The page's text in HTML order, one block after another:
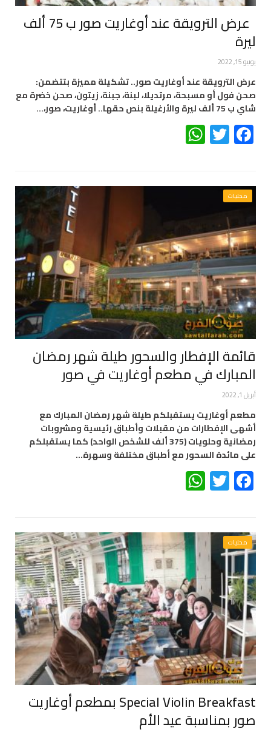
عرض الترويقة عند أوغاريت صور ب 75 ألف
ليرة
يونيو 15, 2022
عرض الترويقة عند أوغاريت صور.. تشكيلة مميزة بتتضمن:
صحن فول أو مسبحة، مرتديلا، لبنة، جبنة، زيتون، صحن خضرة مع
شاي ب 75 ألف ليرة والأرغيلة بنص حقها.. أوغاريت، صور،…
Facebook
Twitter
محليات
قائمة الإفطار والسحور طيلة شهر رمضان
المبارك في مطعم أوغاريت في صور
أبريل 1, 2022
مطعم أوغاريت يستقبلكم طيلة شهر رمضان المبارك مع
أشهى الإفطارات من مقبلات وأطباق رئيسية ومشروبات
رمضانية وحلويات (375 ألف للشخص الواحد) كما يستقبلكم
على مائدة السحور مع أطباق مختلفة وسهرة…
Facebook
Twitter
محليات
Special Violin Breakfast بمطعم أوغاريت
صور بمناسبة عيد الأم